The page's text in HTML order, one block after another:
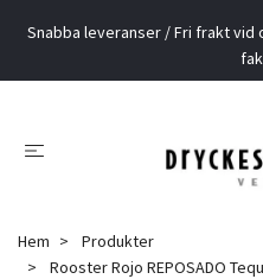
Snabba leveranser / Fri frakt vid
Hem
Produkter
Rooster Rojo REPOSADO